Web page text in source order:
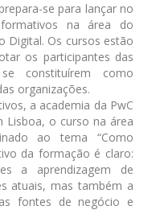
se para lançar no
na área do
Digital. Os cursos estão
os participantes das
constituírem como
organizações.
a academia da PwC
o curso na área
ao tema “Como
da formação é claro:
a aprendizagem de
atuais, mas também a
fontes de negócio e